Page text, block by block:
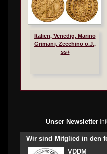
Italien, Venedig, Marino
Grimani, Zecchino o.J.,
ss+
Unser Newsletter
Wir sind Mitglied in den
VDDM